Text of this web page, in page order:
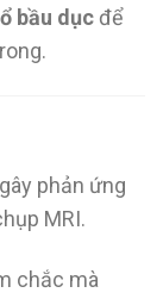
bầu dục để
phản ứng
MRI.
chắc mà